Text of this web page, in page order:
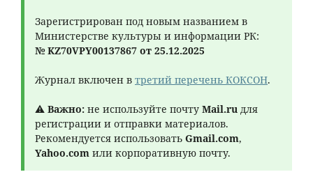
Зарегистрирован под новым названием в
Министерстве культуры и информации РК:
№ KZ70VPY00137867 от 25.12.2025
Журнал включен в третий перечень КОКСОН.
⚠ Важно: не используйте почту Mail.ru для
регистрации и отправки материалов.
Рекомендуется использовать Gmail.com,
Yahoo.com или корпоративную почту.